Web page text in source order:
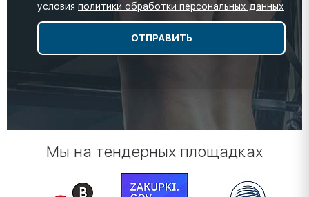
условия политики обработки персональных данных
Мы на тендерных площадках